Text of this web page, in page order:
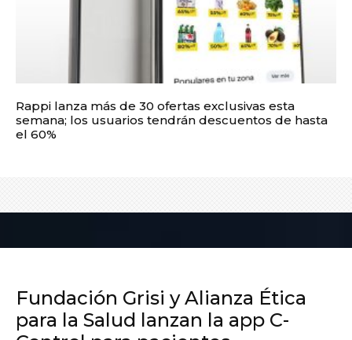
Rappi lanza más de 30 ofertas exclusivas esta
semana; los usuarios tendrán descuentos de hasta
el 60%
Fundación Grisi y Alianza Ética
para la Salud lanzan la app C-